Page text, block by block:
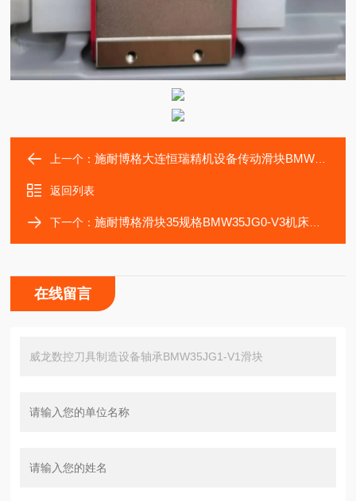
上一个：施耐博格大连恒瑞精机设备传动滑块BMW35JG2-V3
返回列表
下一个：施耐博格滑块35规格BMW35JG0-V3机床自动化轴承导轨
在线留言